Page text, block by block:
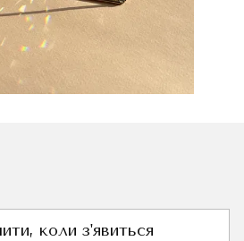
коли з'явиться